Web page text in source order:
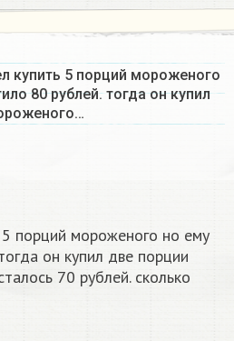
купить 5 порций мороженого
80 рублей. тогда он купил
5 порций мороженого но ему
он купил две порции
70 рублей. сколько